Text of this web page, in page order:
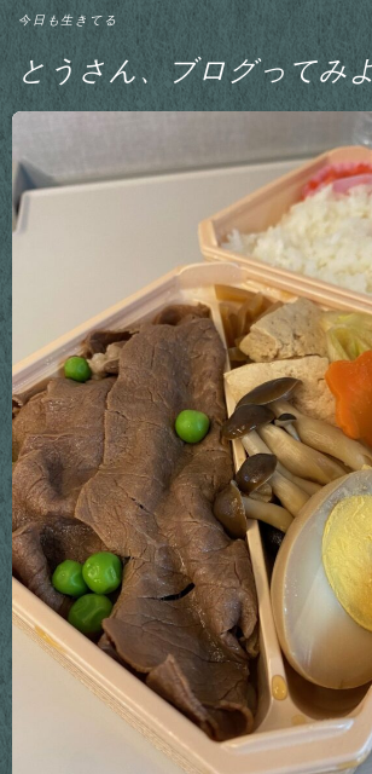
とうさん、ブログってみよ
今日も生きてる
MENU
グルメ